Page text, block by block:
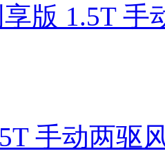
享版 1.5T
手动两驱